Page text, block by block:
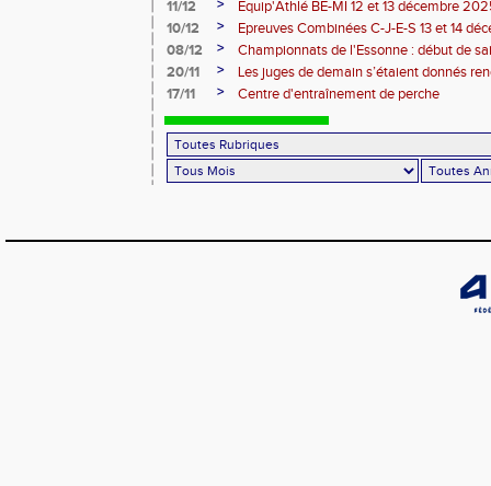
11/12
>
Equip'Athlé BE-MI 12 et 13 décembre
10/12
>
Epreuves Combinées C-J-E-S 13 et 14
08/12
>
Championnats de l'Essonne : début de
roues
20/11 >
Les juges de demain s’étaient donnés
17/11
> Centre d'entraînement de perche